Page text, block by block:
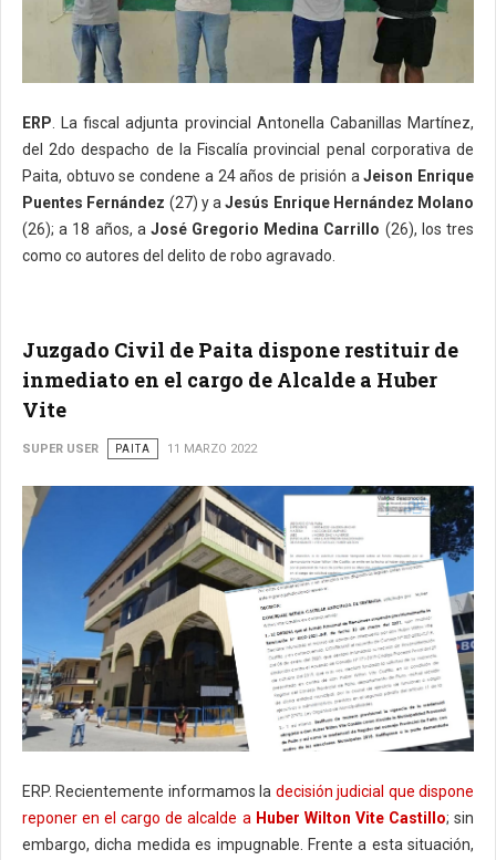
ERP . La fiscal adjunta provincial Antonella Cabanillas Martínez,
del 2do despacho de la Fiscalía provincial penal corporativa de
Paita, obtuvo se condene a 24 años de prisión aJeison Enrique
Puentes Fernández (27) y aJesús Enrique Hernández Molano
(26); a 18 años, a José Gregorio Medina Carrillo (26), los tres
como co autores del delito de robo agravado.
Juzgado Civil de Paita dispone restituir de
inmediato en el cargo de Alcalde a Huber
Vite
SUPER USER PAITA 11 MARZO 2022
ERP. Recientemente informamos la decisión judicial que dispone
reponer en el cargo de alcalde a Huber Wilton Vite Castillo; sin
embargo, dicha medida es impugnable. Frente a esta situación,